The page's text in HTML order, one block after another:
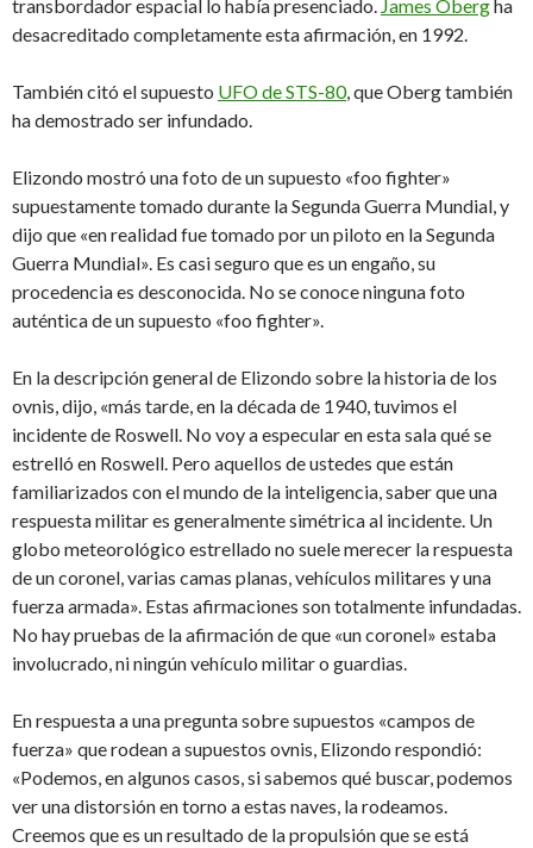
transbordador espacial lo había presenciado. James Oberg ha
desacreditado completamente esta afirmación, en 1992.
También citó el supuesto UFO de STS-80, que Oberg también
ha demostrado ser infundado.
Elizondo mostró una foto de un supuesto «foo fighter»
supuestamente tomado durante la Segunda Guerra Mundial, y
dijo que «en realidad fue tomado por un piloto en la Segunda
Guerra Mundial». Es casi seguro que es un engaño, su
procedencia es desconocida. No se conoce ninguna foto
auténtica de un supuesto «foo fighter».
En la descripción general de Elizondo sobre la historia de los
ovnis, dijo, «más tarde, en la década de 1940, tuvimos el
incidente de Roswell. No voy a especular en esta sala qué se
estrelló en Roswell. Pero aquellos de ustedes que están
familiarizados con el mundo de la inteligencia, saber que una
respuesta militar es generalmente simétrica al incidente. Un
globo meteorológico estrellado no suele merecer la respuesta
de un coronel, varias camas planas, vehículos militares y una
fuerza armada». Estas afirmaciones son totalmente infundadas.
No hay pruebas de la afirmación de que «un coronel» estaba
involucrado, ni ningún vehículo militar o guardias.
En respuesta a una pregunta sobre supuestos «campos de
fuerza» que rodean a supuestos ovnis, Elizondo respondió:
«Podemos, en algunos casos, si sabemos qué buscar, podemos
ver una distorsión en torno a estas naves, la rodeamos.
Creemos que es un resultado de la propulsión que se está